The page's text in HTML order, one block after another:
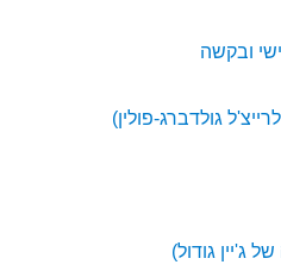
ובקשה
גולדברג-פולין)
ג'יין גודול)